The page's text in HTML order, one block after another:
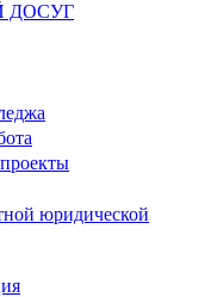
ДОСУГ
юридической